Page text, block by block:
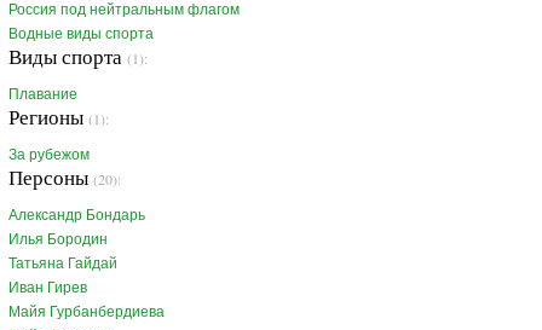
Россия под нейтральным флагом
Водные виды спорта
Виды спорта (1):
Плавание
Регионы (1):
За рубежом
Персоны (20):
Александр Бондарь
Илья Бородин
Татьяна Гайдай
Иван Гирев
Майя Гурбанбердиева